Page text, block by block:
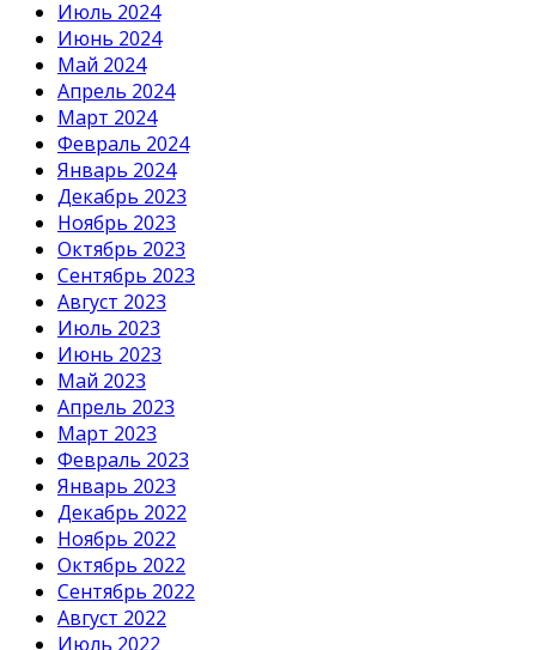
Июль 2024
Июнь 2024
Май 2024
Апрель 2024
Март 2024
Февраль 2024
Январь 2024
Декабрь 2023
Ноябрь 2023
Октябрь 2023
Сентябрь 2023
Август 2023
Июль 2023
Июнь 2023
Май 2023
Апрель 2023
Март 2023
Февраль 2023
Январь 2023
Декабрь 2022
Ноябрь 2022
Октябрь 2022
Сентябрь 2022
Август 2022
Июль 2022